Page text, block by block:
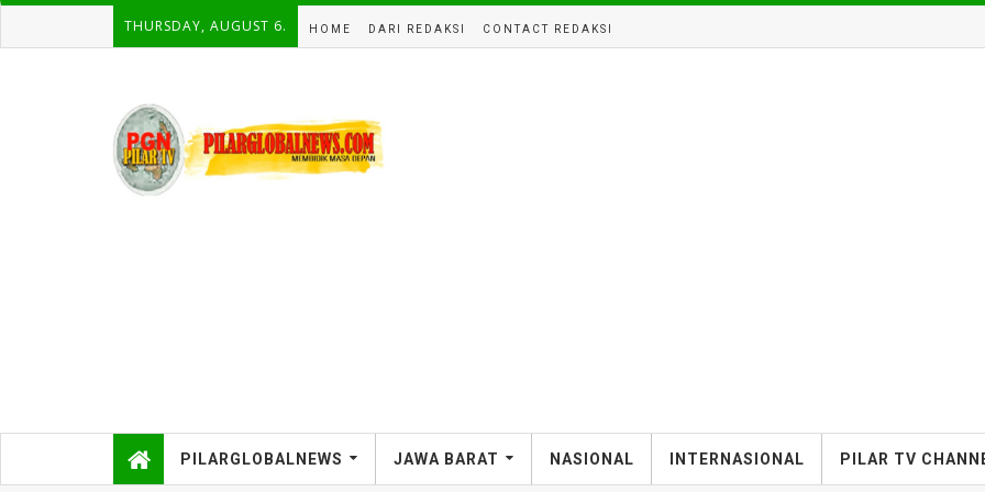
THURSDAY, AUGUST 6. HOME DARI REDAKSI CONTACT REDAKSI
PILARGLOBALNEWS JAWA BARAT NASIONAL INTERNASIONAL PILAR TV